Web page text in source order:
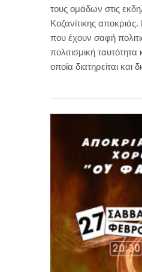
τους ομάδων στις
Κοζανίτικης
που έχουν σαφή
πολιτισμική
οποία διατηρείται και